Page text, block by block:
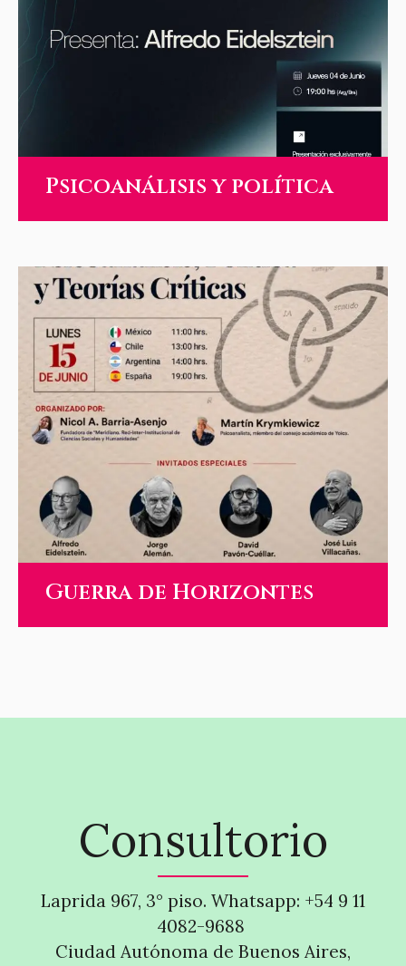
Psicoanálisis y política
Guerra de Horizontes
Consultorio
Laprida 967, 3° piso. Whatsapp: +54 9 11
4082-9688
Ciudad Autónoma de Buenos Aires,